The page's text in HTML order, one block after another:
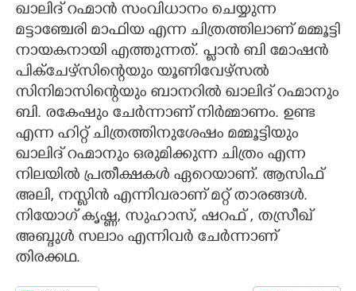
ഖാലിദ് റഹ്മാൻ സംവിധാനം ചെയ്യുന്ന
മട്ടാഞ്ചേരി മാഫിയ എന്ന ചിത്രത്തിലാണ് മമ്മൂട്ടി
നായകനായി എത്തുന്നത്. പ്ലാൻ ബി മോഷൻ
പിക്ചേഴ്സിന്റെയും യൂണിവേഴ്സൽ
സിനിമാസിന്റെയും ബാനറിൽ ഖാലിദ് റഹ്മാനും
ബി. രകേഷും ചേർന്നാണ് നിർമ്മാണം. ഉണ്ട
എന്ന ഹിറ്റ് ചിത്രത്തിനുശേഷം മമ്മൂട്ടിയും
ഖാലിദ് റഹ്മാനും ഒരുമിക്കുന്ന ചിത്രം എന്ന
നിലയിൽ പ്രതീക്ഷകൾ ഏറെയാണ്. ആസിഫ്
അലി, നസ്ലിൻ എന്നിവരാണ് മറ്റ് താരങ്ങൾ.
നിയോഗ് കൃഷ്ണ, സുഹാസ്, ഷറഫ് , തസ്രീഖ്
അബ്ദുൾ സലാം എന്നിവർ ചേർന്നാണ്
തിരക്കഥ.